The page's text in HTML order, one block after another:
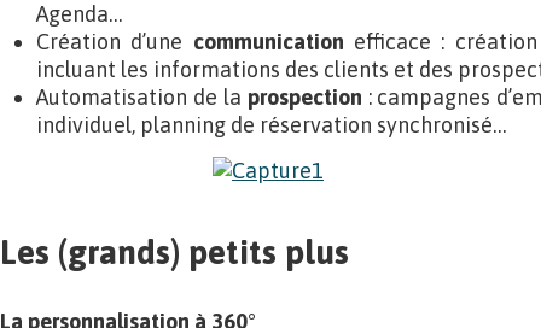
Agenda…
Création d’une communication efficace :
incluant les informations des clients et des
Automatisation de la prospection : campagnes
individuel, planning de réservation synchronisé…
Les (grands) petits plus
La personnalisation à 360°